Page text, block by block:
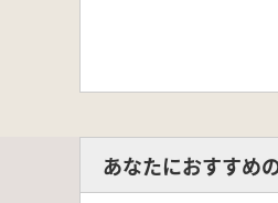
あなたにおすすめ